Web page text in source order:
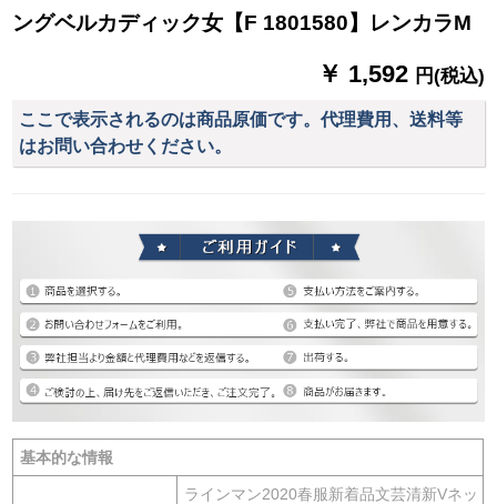
ングベルカディック女【F 1801580】レンカラM
￥ 1,592 円(税込)
ここで表示されるのは商品原価です。代理費用、送料等
はお問い合わせください。
基本的な情報
ラインマン2020春服新着品文芸清新Vネッ